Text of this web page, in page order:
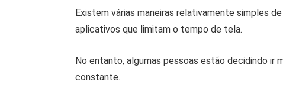
Existem várias maneiras relativamente simples
aplicativos que limitam o tempo de tela.
No entanto, algumas pessoas estão decidindo ir
constante.